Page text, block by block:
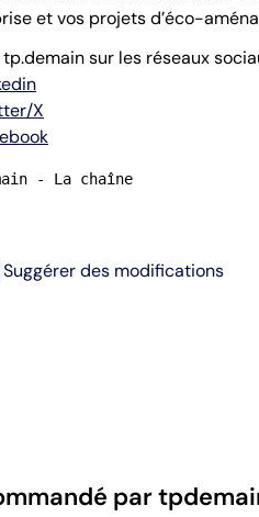
et vos projets d’éco-
tp.demain sur les réseaux
X
- La chaîne
Suggérer des modifications
par